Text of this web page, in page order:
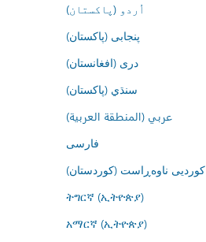
اُردو (پاکستان)
پنجابی (پاکستان)
درى (افغانستان)
سنڌي (پاکستان)
عربي (المنطقة العربية)
فارسى
کوردیی ناوەڕاست (کوردستان)
ትግርኛ (ኢትዮጵያ)
አማርኛ (ኢትዮጵያ)